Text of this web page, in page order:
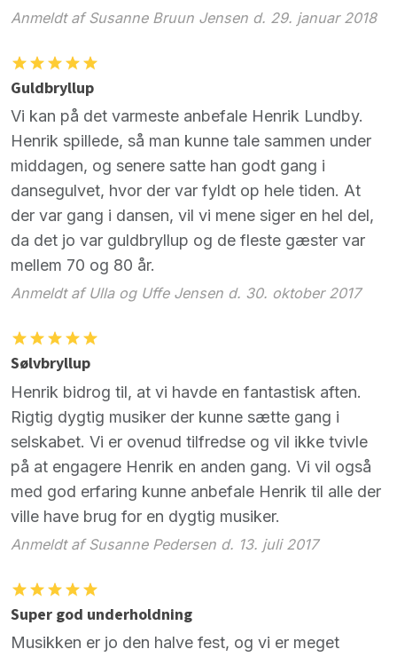
Anmeldt af Susanne Bruun Jensen d. 29. januar 2018
Guldbryllup
Vi kan på det varmeste anbefale Henrik Lundby.
Henrik spillede, så man kunne tale sammen under
middagen, og senere satte han godt gang i
dansegulvet, hvor der var fyldt op hele tiden. At
der var gang i dansen, vil vi mene siger en hel del,
da det jo var guldbryllup og de fleste gæster var
mellem 70 og 80 år.
Anmeldt af Ulla og Uffe Jensen d. 30. oktober 2017
Sølvbryllup
Henrik bidrog til, at vi havde en fantastisk aften.
Rigtig dygtig musiker der kunne sætte gang i
selskabet. Vi er ovenud tilfredse og vil ikke tvivle
på at engagere Henrik en anden gang. Vi vil også
med god erfaring kunne anbefale Henrik til alle der
ville have brug for en dygtig musiker.
Anmeldt af Susanne Pedersen d. 13. juli 2017
Super god underholdning
Musikken er jo den halve fest, og vi er meget